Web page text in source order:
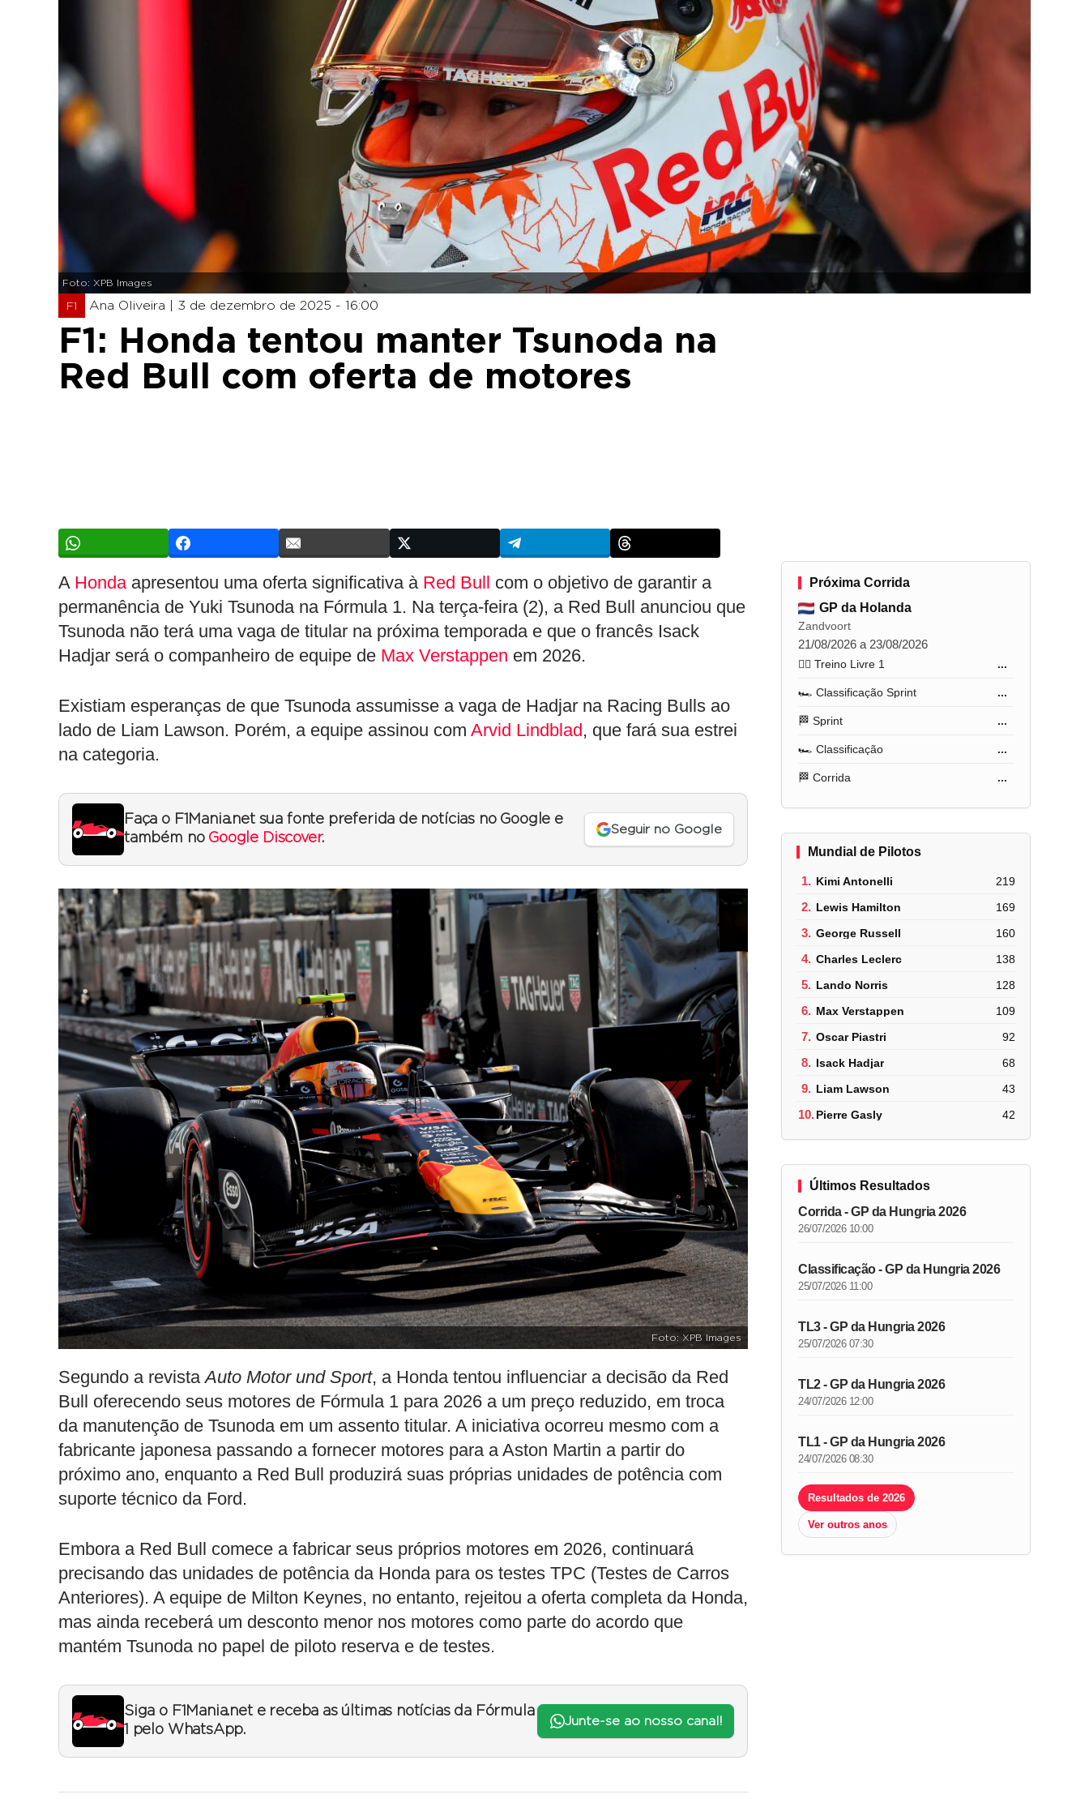
Foto: XPB Images
F1 Ana Oliveira | 3 de dezembro de 2025 - 16:00
F1: Honda tentou manter Tsunoda na
Red Bull com oferta de motores
A Hondaapresentou uma oferta significativa à Red Bull com o objetivo de garantir a
permanência de Yuki Tsunoda na Fórmula 1. Na terça-feira (2), a Red Bull anunciou que
Tsunoda não terá uma vaga de titular na próxima temporada e que o francês Isack
Hadjar será o companheiro de equipe de Max Verstappen em 2026.
Existiam esperanças de que Tsunoda assumisse a vaga de Hadjar na Racing Bulls ao
lado de Liam Lawson. Porém, a equipe assinou com Arvid Lindblad, que fará sua estrei
na categoria.
Faça o F1Mania.net sua fonte preferida de notícias no Google e
também no Google Discover.
Seguir no Google
Foto: XPB Images
Segundo a revistaAuto Motor und Sport, a Honda tentou influenciar a decisão da Red
Bull oferecendo seus motores de Fórmula 1 para 2026 a um preço reduzido, em troca
da manutenção de Tsunoda em um assento titular. A iniciativa ocorreu mesmo com a
fabricante japonesa passando a fornecer motores para a Aston Martin a partir do
próximo ano, enquanto a Red Bull produzirá suas próprias unidades de potência com
suporte técnico da Ford.
Embora a Red Bull comece a fabricar seus próprios motores em 2026, continuará
precisando das unidades de potência da Honda para os testes TPC (Testes de Carros
Anteriores). A equipe de Milton Keynes, no entanto, rejeitou a oferta completa da Honda,
mas ainda receberá um desconto menor nos motores como parte do acordo que
mantém Tsunoda no papel de piloto reserva e de testes.
Siga o F1Mania.net e receba as últimas notícias da Fórmula
1 pelo WhatsApp.
Junte-se ao nosso canal!
Próxima Corrida
GP da Holanda
Zandvoort
21/08/2026 a 23/08/2026
🏋️‍♂️ Treino Livre 1 ...
🏎️ Classificação Sprint ...
🏁 Sprint ...
🏎️ Classificação ...
🏁 Corrida ...
Mundial de Pilotos
1. Kimi Antonelli 219
2. Lewis Hamilton 169
3. George Russell 160
4. Charles Leclerc 138
5. Lando Norris 128
6. Max Verstappen 109
7. Oscar Piastri 92
8. Isack Hadjar 68
9. Liam Lawson 43
10.Pierre Gasly 42
Últimos Resultados
Corrida - GP da Hungria 2026
26/07/2026 10:00
Classificação - GP da Hungria 2026
25/07/2026 11:00
TL3 - GP da Hungria 2026
25/07/2026 07:30
TL2 - GP da Hungria 2026
24/07/2026 12:00
TL1 - GP da Hungria 2026
24/07/2026 08:30
Resultados de 2026
Ver outros anos